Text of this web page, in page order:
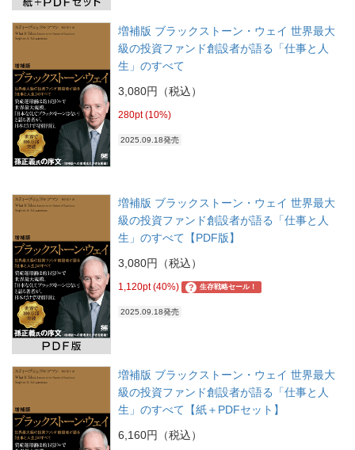
増補版 ブラックストーン・ウェイ 世界最大
級の投資ファンド創設者が語る「仕事と人
生」のすべて
3,080円（税込）
280pt (10%)
2025.09.18発売
増補版 ブラックストーン・ウェイ 世界最大
級の投資ファンド創設者が語る「仕事と人
生」のすべて【PDF版】
3,080円（税込）
1,120pt (40%) ? 生存戦略セール！
2025.09.18発売
増補版 ブラックストーン・ウェイ 世界最大
級の投資ファンド創設者が語る「仕事と人
生」のすべて【紙＋PDFセット】
6,160円（税込）